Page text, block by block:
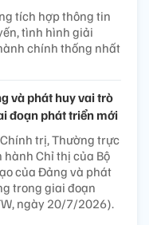
tích hợp thông tin
tình hình giải
chính thống nhất
và phát huy vai trò
đoạn phát triển mới
trị, Thường trực
hành Chỉ thị của Bộ
của Đảng và phát
trong giai đoạn
ngày 20/7/2026).